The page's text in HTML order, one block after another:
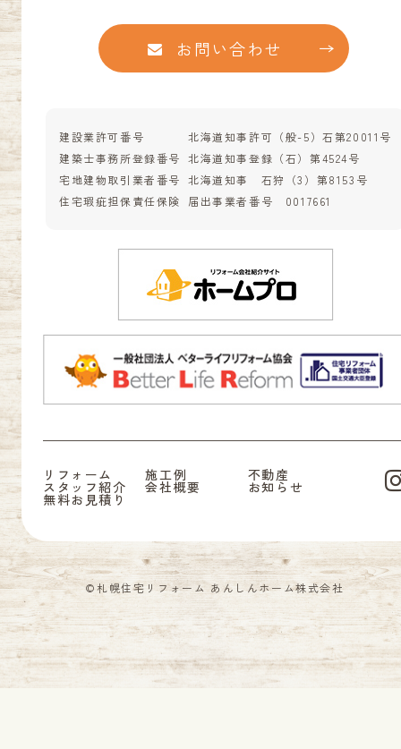
お問い合わせ
建設業許可番号
北海道知事許可（般-5）石第20011号
建築士事務所登録番号 北海道知事登録（石）第4524号
宅地建物取引業者番号 北海道知事 石狩（3）第8153号
住宅瑕疵担保責任保険
届出事業者番号 0017661
リフォーム 施工例 不動産
スタッフ紹介 会社概要 お知らせ
無料お見積り
©札幌住宅リフォーム あんしんホーム株式会社